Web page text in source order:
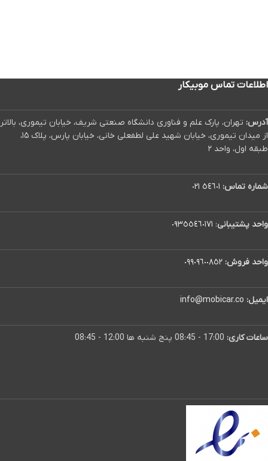
اطلاعات تماس موبیکار
آدرس: تهران، پارک علم و فناوری دانشگاه صنعتی شریف، خیابان تیموری، بالاتر
از میدان تیموری، خیابان شهید علی لطفعلی خانی، خیابان پارس، پلاک ۱۵،
طبقه اول، واحد ۲
شماره تماس: ٥٤٦٠١ ٠٢١
واحد پشتیبانی: ٠٩٣٥٥٤٦٠١٧١
واحد فروش: ٠٩٩٠٩٦٠٠٨٥٢
ایمیل: info@mobicar.co
ساعات کاری: